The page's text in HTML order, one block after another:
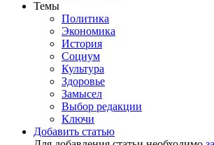
Темы
Политика
Экономика
История
Социум
Культура
Здоровье
Замысел
Выбор редакции
Ключи
Добавить статью